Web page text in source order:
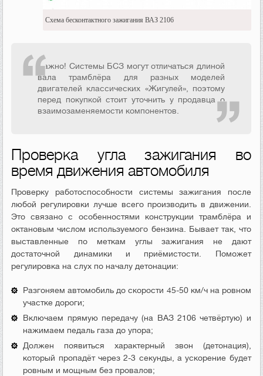
Схема бесконтактного зажигания ВАЗ 2106
Важно! Системы БСЗ могут отличаться длиной
вала трамблёра для разных моделей
двигателей классических «Жигулей», поэтому
перед покупкой стоит уточнить у продавца о
взаимозаменяемости компонентов.
Проверка угла зажигания во
время движения автомобиля
Проверку работоспособности системы зажигания после
любой регулировки лучше всего производить в движении.
Это связано с особенностями конструкции трамблёра и
октановым числом используемого бензина. Бывает так, что
выставленные по меткам углы зажигания не дают
достаточной динамики и приёмистости. Поможет
регулировка на слух по началу детонации:
Разгоняем автомобиль до скорости 45-50 км/ч на ровном
участке дороги;
Включаем прямую передачу (на ВАЗ 2106 четвёртую) и
нажимаем педаль газа до упора;
Должен появиться характерный звон (детонация),
который пропадёт через 2-3 секунды, а ускорение будет
ровным и мощным без провалов;